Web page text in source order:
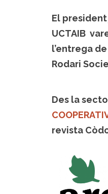
El
UCTAIB
l’entrega
Rodari
Des la
revista